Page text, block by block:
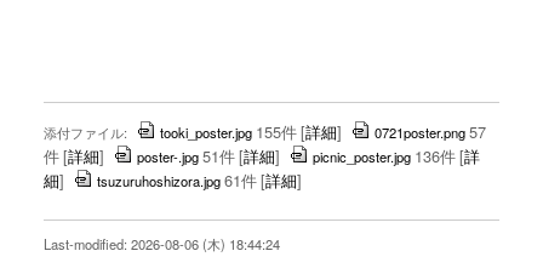
添付ファイル: tooki_poster.jpg 155件[詳細] 0721poster.png57
件[詳細] poster-.jpg51件[詳細] picnic_poster.jpg 136件[詳
細] tsuzuruhoshizora.jpg61件[詳細]
Last-modified: 2026-08-06 (木) 18:44:24